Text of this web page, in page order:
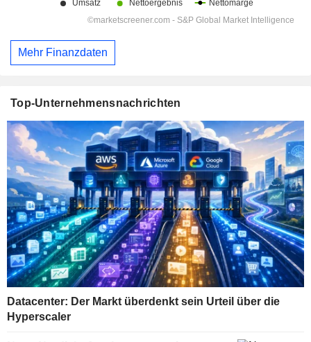
Mehr Finanzdaten
Top-Unternehmensnachrichten
Datacenter: Der Markt überdenkt sein Urteil über die
Hyperscaler